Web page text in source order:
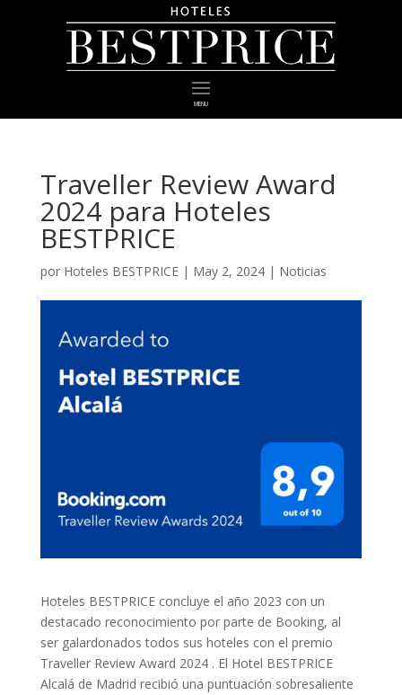
MENU
Traveller Review Award
2024 para Hoteles
BESTPRICE
por Hoteles BESTPRICE| May 2, 2024| Noticias
Hoteles BESTPRICE concluye el año 2023 con un
destacado reconocimiento por parte de Booking, al
ser galardonados todos sus hoteles con el premio
Traveller Review Award 2024 . El Hotel BESTPRICE
Alcalá de Madrid recibió una puntuación sobresaliente